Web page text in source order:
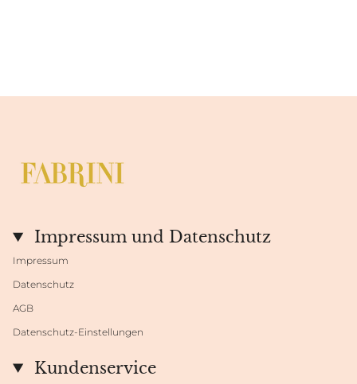
Impressum und Datenschutz
Impressum
Datenschutz
AGB
Datenschutz-Einstellungen
Kundenservice